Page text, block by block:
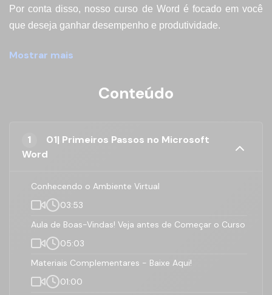
Por conta disso, nosso curso de Word é focado em você
que deseja ganhar desempenho e produtividade.
como enviar mala direta como carta ou por e-mail.
Por fim, se quer dar um passo adiante e sair do 30% para
este curso é feito para você.
Mostrar mais
Conteúdo
1
01| Primeiros Passos no Microsoft
Word
Conhecendo o Ambiente Virtual
03:53
Aula de Boas-Vindas! Veja antes de Começar o Curso
05:03
Materiais Complementares - Baixe Aqui!
01:00